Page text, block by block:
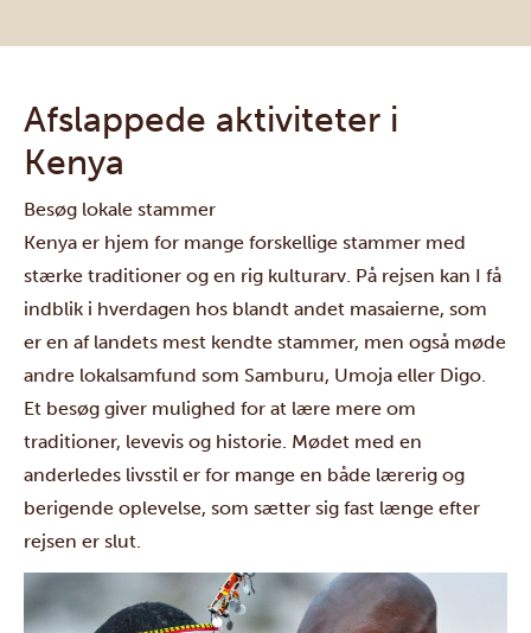
Afslappede aktiviteter i
Kenya
Besøg lokale stammer
Kenya er hjem for mange forskellige stammer med
stærke traditioner og en rig kulturarv. På rejsen kan I få
indblik i hverdagen hos blandt andet masaierne, som
er en af landets mest kendte stammer, men også møde
andre lokalsamfund som Samburu, Umoja eller Digo
Et besøg giver mulighed for at lære mere om
traditioner, levevis og historie. Mødet med en
anderledes livsstil er for mange en både lærerig og
berigende oplevelse, som sætter sig fast længe efter
rejsen er slut.